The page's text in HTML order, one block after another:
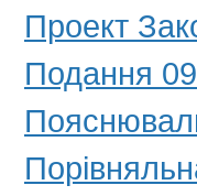
Проект
Подання